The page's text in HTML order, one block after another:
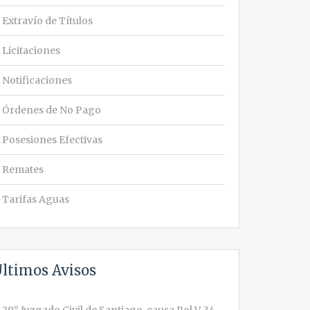
Extravío de Títulos
Licitaciones
Notificaciones
Órdenes de No Pago
Posesiones Efectivas
Remates
Tarifas Aguas
Avisos